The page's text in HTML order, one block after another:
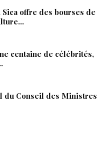
Sica offre des bourses de
centaine de célébrités,
du Conseil des Ministres